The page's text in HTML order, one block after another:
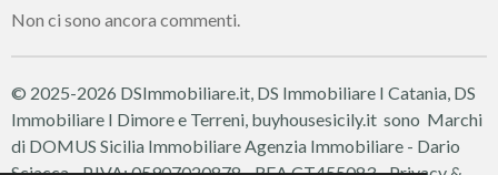
Non ci sono ancora commenti.
© 2025-2026 DSImmobiliare.it, DS Immobiliare I Catania, DS
Immobiliare I Dimore e Terreni, buyhousesicily.it sono Marchi
di DOMUS Sicilia ImmobiliareAgenzia Immobiliare - Dario